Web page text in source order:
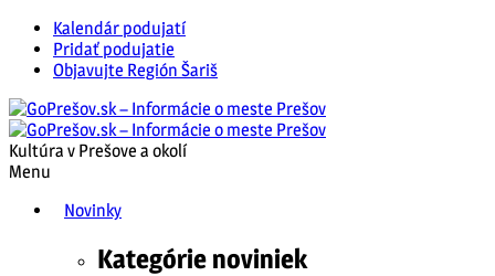
Kalendár podujatí
Pridať podujatie
Objavujte Región Šariš
Kultúra v Prešove a okolí
Menu
Novinky
Kategórie noviniek